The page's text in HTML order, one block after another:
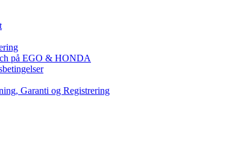
på EGO & HONDA
Garanti og Registrering